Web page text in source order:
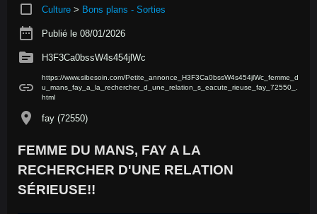
crop_square Culture > Bons plans - Sorties
date_range Publié le 08/01/2026
source H3F3Ca0bssW4s454jlWc
link
https://www.sibesoin.com/Petite_annonce_H3F3Ca0bssW4s454jlWc_femme_d
u_mans_fay_a_la_rechercher_d_une_relation_s_eacute_rieuse_fay_72550_.
html
location_on fay (72550)
FEMME DU MANS, FAY A LA
RECHERCHER D'UNE RELATION
SÉRIEUSE!!